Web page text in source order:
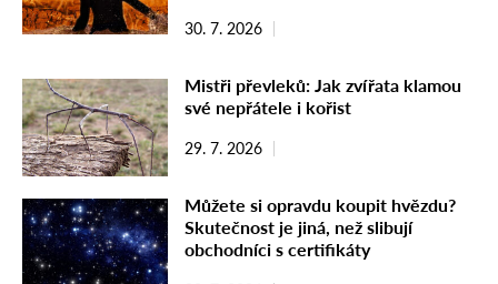
30. 7. 2026
Mistři převleků: Jak zvířata klamou
své nepřátele i kořist
29. 7. 2026
Můžete si opravdu koupit hvězdu?
Skutečnost je jiná, než slibují
obchodníci s certifikáty